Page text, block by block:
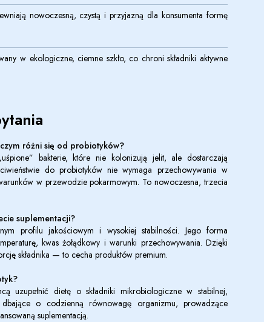
nowoczesną, czystą i przyjazną dla konsumenta formę
w ekologiczne, ciemne szkło, co chroni składniki aktywne
różni się od probiotyków?
bakterie, które nie kolonizują jelit, ale dostarczają
do probiotyków nie wymaga przechowywania w
w przewodzie pokarmowym. To nowoczesna, trzecia
suplementacji?
profilu jakościowym i wysokiej stabilności. Jego forma
kwas żołądkowy i warunki przechowywania. Dzięki
składnika — to cecha produktów premium.
uzupełnić dietę o składniki mikrobiologiczne w stabilnej,
o codzienną równowagę organizmu, prowadzące
suplementacją.